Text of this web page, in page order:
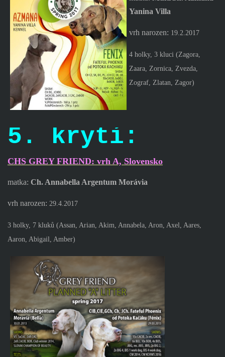
Yanina Villa
vrh narozen: 19.2.2017
4 holky, 3 kluci (Zagora,
Zaara, Zornica, Zvezda,
Zograf, Zlatan, Zagor)
5. krytí:
CHS GREY FRIEND: vrh A, Slovensko
matka: Ch. Annabella Argentum Morávia
vrh narozen: 29.4.2017
3 holky, 7 kluků (Assan, Arian, Akim, Annabela, Aron, Axel, Aares,
Aaron, Abigail, Amber)